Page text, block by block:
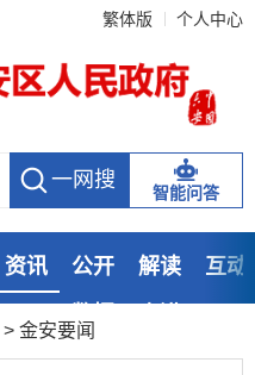
繁体版 个人中心
智能问答
资讯 公开 解读
互动
> 金安要闻